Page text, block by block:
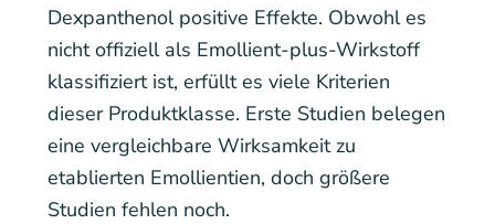
Dexpanthenol positive Effekte. Obwohl es
nicht offiziell als Emollient-plus-Wirkstoff
klassifiziert ist, erfüllt es viele Kriterien
dieser Produktklasse. Erste Studien belegen
eine vergleichbare Wirksamkeit zu
etablierten Emollientien, doch größere
Studien fehlen noch.